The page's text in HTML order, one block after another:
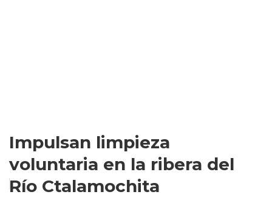
Impulsan limpieza
voluntaria en la ribera del
Río Ctalamochita